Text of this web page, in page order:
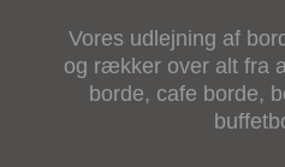
Vores udlejning af
og rækker over alt fra
borde, cafe borde,